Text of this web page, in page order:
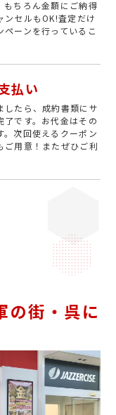
もちろん金額にご納得
ンセルもOK!査定だけ
ーンを行っているこ
払い
したら、成約書類にサ
です。お代金はその
次回使えるクーポン
ご用意！またぜひご利
の街・呉に